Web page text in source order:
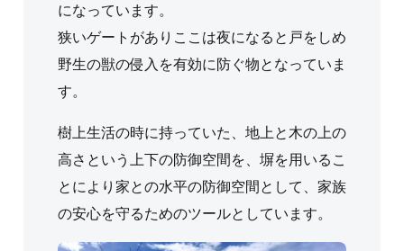
になっています。
狭いゲートがありここは夜になると戸をしめ
野生の獣の侵入を有効に防ぐ物となっていま
す。
樹上生活の時に持っていた、地上と木の上の
高さという上下の防御空間を、塀を用いるこ
とにより家との水平の防御空間として、家族
の安心を守るためのツールとしています。